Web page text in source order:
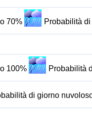
70% Probabilità
100% Probabilità
di giorno